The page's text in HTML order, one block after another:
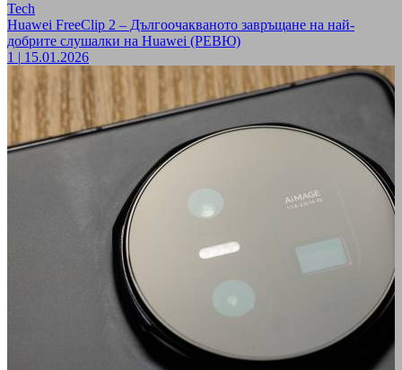
Tech
Huawei FreeClip 2 – Дългоочакваното завръщане на най-
добрите слушалки на Huawei (РЕВЮ)
1 | 15.01.2026